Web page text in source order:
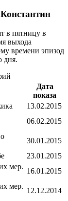
Константин
в пятницу в
выхода
времени эпизод
дня.
Дата
показа
13.02.2015
06.02.2015
30.01.2015
23.01.2015
мер.
16.01.2015
мер.
12.12.2014